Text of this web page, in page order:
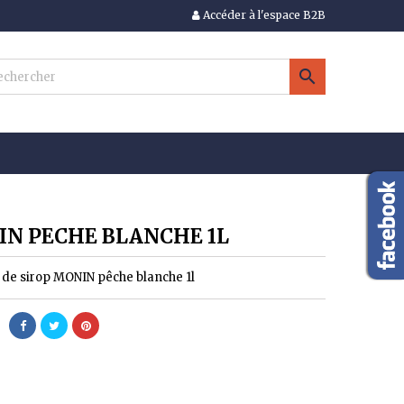
Accéder à l'espace B2B

PECHE BLANCHE 1L
sirop MONIN pêche blanche 1l